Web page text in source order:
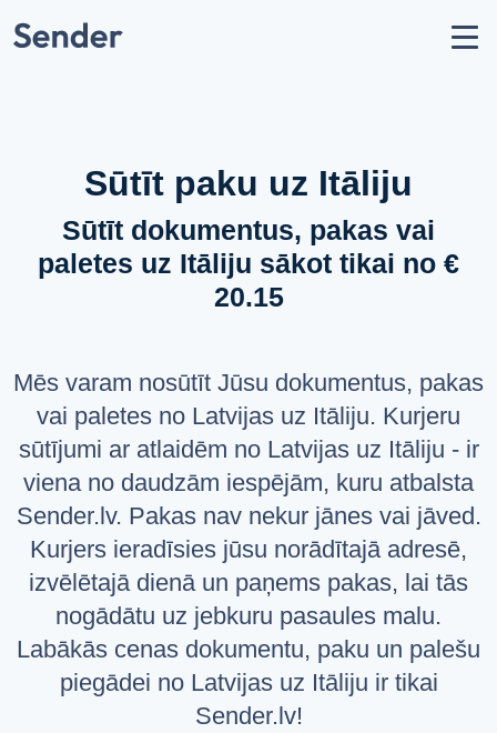
Nosūtīt sūtījumu
Pārvadātāju partneri
Aizliegumi un ierobežojumi
API dokumentācija
Jautājumi un atbildes
VALODA
Latviešu
Русский
English
Sūtīt paku uz Itāliju
Sūtīt dokumentus, pakas vai
paletes uz Itāliju sākot tikai no €
20.15
Mēs varam nosūtīt Jūsu dokumentus, pakas
vai paletes no Latvijas uz Itāliju. Kurjeru
sūtījumi ar atlaidēm no Latvijas uz Itāliju - ir
viena no daudzām iespējām, kuru atbalsta
Sender.lv. Pakas nav nekur jānes vai jāved.
Kurjers ieradīsies jūsu norādītajā adresē,
izvēlētajā dienā un paņems pakas, lai tās
nogādātu uz jebkuru pasaules malu.
Labākās cenas dokumentu, paku un palešu
piegādei no Latvijas uz Itāliju ir tikai
Sender.lv!